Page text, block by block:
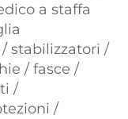
a staffa
stabilizzatori /
/ fasce /
/
/